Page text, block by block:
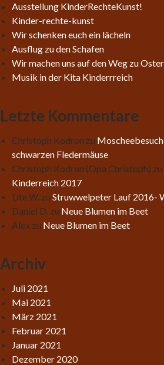
Ausstellung KinderRechteKunst!
Kinder-rechte-kunst
Wir schenken euch ein lächeln
Ausflug zu den Schafen
Wir machen uns auf den Weg zu
Musik in der Kita Kinderrreich
Letzte Kommentare
Christoph Kodron zu
schwarzen Fledermäuse
Christoph Kodron (Opa Christoph) zu
Kinderreich 2017
Ute W. zu Struwwelpeter Lauf 2016-
Daniel D. zu Neue Blumen im Beet
Alex zu Neue Blumen im Beet
Archiv
Juli 2021
Mai 2021
März 2021
Februar 2021
Januar 2021
Dezember 2020